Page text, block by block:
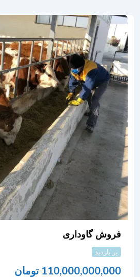
فروش گاوداری
پر بازدید
110,000,000,000 تومان